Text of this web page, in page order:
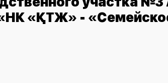
«ҚТЖ» -